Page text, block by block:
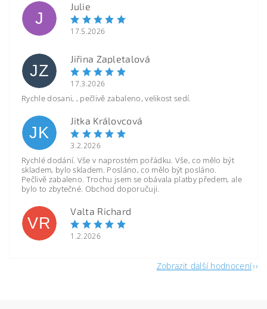
J
Julie
17.5.2026
JZ
Jiřina Zapletalová
17.3.2026
Rychle dosani, , pečlivě zabaleno, velikost sedí.
JK
Jitka Královcová
3.2.2026
Rychlé dodání. Vše v naprostém pořádku. Vše, co mělo být
skladem, bylo skladem. Posláno, co mělo být posláno.
Pečlivě zabaleno. Trochu jsem se obávala platby předem, ale
bylo to zbytečné. Obchod doporučuji.
VR
Valta Richard
1.2.2026
Zobrazit další hodnocení